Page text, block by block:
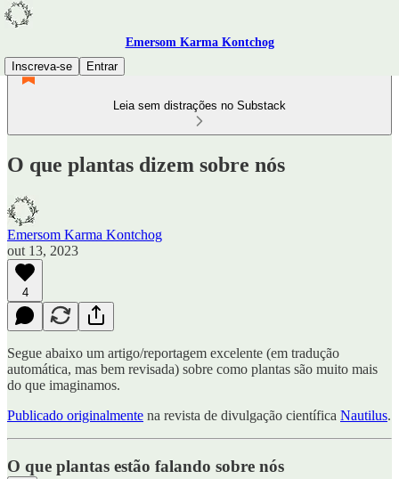
Emersom Karma Kontchog
Inscreva-se
Entrar
Leia sem distrações no Substack
O que plantas dizem sobre nós
Emersom Karma Kontchog
out 13, 2023
4
Segue abaixo um artigo/reportagem excelente (em tradução
automática, mas bem revisada) sobre como plantas são muito mais
do que imaginamos.
Publicado originalmente na revista de divulgação científica Nautilus.
O que plantas estão falando sobre nós